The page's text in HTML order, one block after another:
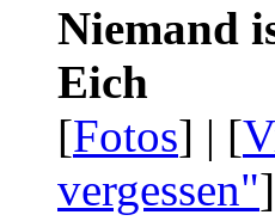
Niemand
Eich
[Fotos] | [
vergessen"